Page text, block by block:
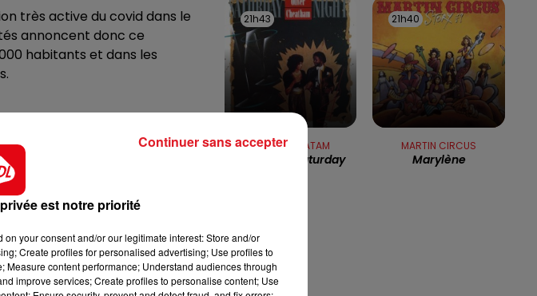
- 16h00
QUI CHANTENT
très active du covid dans le
annoncent donc ce
habitants et dans les
Outreau, Le Portel,
Concorde/Avenue
de la mer), Wimereux (Rue
Sangatte (Digue Gaston
21h43
21h43
OLIVER CHEATAM
Get Down Saturday
21h40
21h40
MARTIN CIRCUS
Marylène
est notre priorité
your consent and/or our legitimate interest: Store and/or
Create profiles for personalised advertising; Use profiles to
content performance; Understand audiences through
improve services; Create profiles to personalise content; Use
Continuer sans accepter